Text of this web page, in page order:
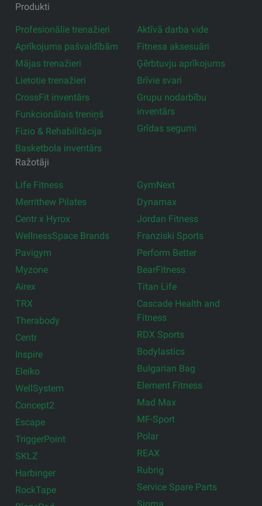
Produkti
Profesionālie trenažieri
Aprīkojums pašvaldībām
Mājas trenažieri
Lietotie trenažieri
CrossFit inventārs
Funkcionālais treniņš
Fizio & Rehabilitācija
Basketbola inventārs
Aktīvā darba vide
Fitnesa aksesuāri
Ģērbtuvju aprīkojums
Brīvie svari
Grupu nodarbību
inventārs
Grīdas segumi
Ražotāji
Life Fitness
Merrithew Pilates
Centr x Hyrox
WellnessSpace Brands
Pavigym
Myzone
Airex
TRX
Therabody
Centr
Inspire
Eleiko
WellSystem
Concept2
Escape
TriggerPoint
SKLZ
Harbinger
RockTape
GymNext
Dynamax
Jordan Fitness
Franziski Sports
Perform Better
BearFitness
Titan Life
Cascade Health and
Fitness
RDX Sports
Bodylastics
Bulgarian Bag
Element Fitness
Mad Max
MF-Sport
Polar
REAX
Rubrig
Service Spare Parts
Sigma